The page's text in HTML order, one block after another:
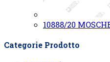
10888/20
Categorie Prodotto